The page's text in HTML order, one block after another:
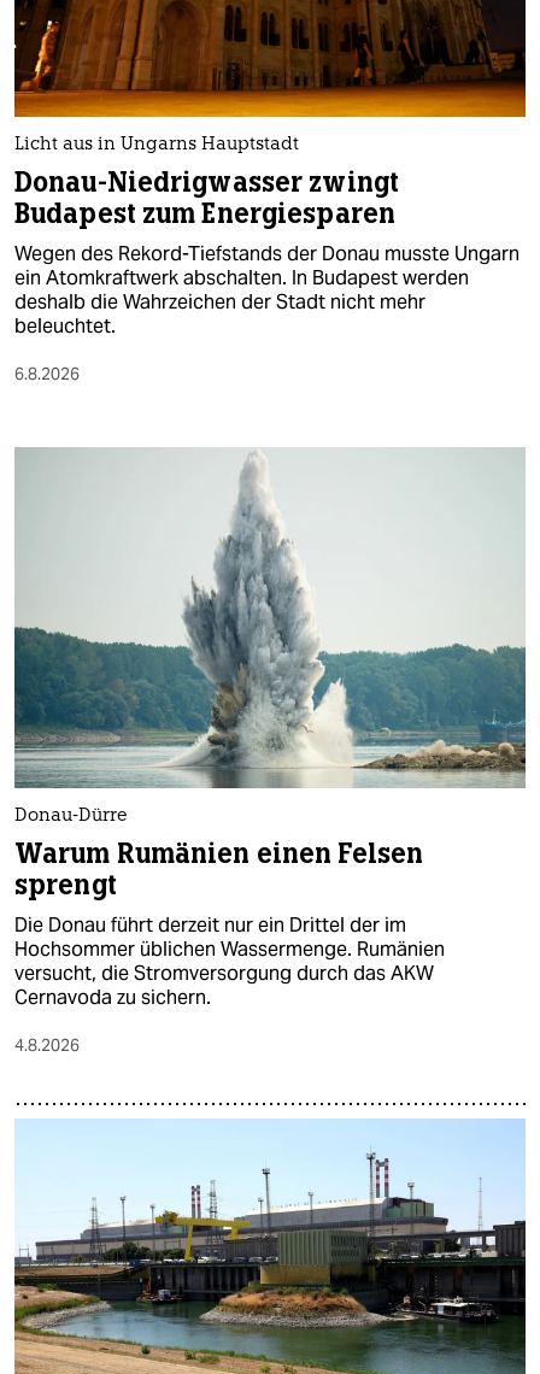
nord
wahrheit
verlag
verlag
veranstaltungen
shop
abo
Licht aus in Ungarns Hauptstadt
Donau-Niedrigwasser zwingt
Budapest zum Energiesparen
Wegen des Rekord-Tiefstands der Donau musste Ungarn
ein Atomkraftwerk abschalten. In Budapest werden
deshalb die Wahrzeichen der Stadt nicht mehr
beleuchtet.
6.8.2026
Donau-Dürre
Warum Rumänien einen Felsen
sprengt
Die Donau führt derzeit nur ein Drittel der im
Hochsommer üblichen Wassermenge. Rumänien
versucht, die Stromversorgung durch das AKW
Cernavoda zu sichern.
4.8.2026